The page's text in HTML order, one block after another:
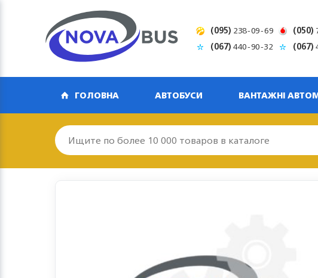
(095) 238-09-69 (050)
(067)440-90-32 (067)
ГОЛОВНА АВТОБУСИ ВАНТАЖНІ